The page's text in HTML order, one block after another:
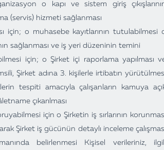
o kapı ve sistem giriş
(servis) hizmeti sağlanması
için; o muhasebe kayıtlarının tutulabilmesi
sağlanması ve iş yeri düzeninin temini
için; o Şirket içi raporlama yapılması
Şirket adına 3. kişilerle irtibatın
tespiti amacıyla çalışanların kamuya
çıkarılması
için o Şirketin iş sırlarının
Şirket iş gücünün detaylı inceleme
belirlenmesi Kişisel verileriniz,